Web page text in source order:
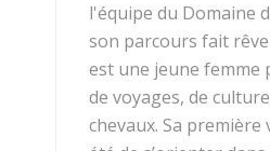
l'équipe du Domaine
son parcours fait
est une jeune femme
de voyages, de
chevaux. Sa première